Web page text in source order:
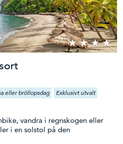
eller bröllopsdag
Exklusivt utvalt
vandra i regnskogen eller
i en solstol på den